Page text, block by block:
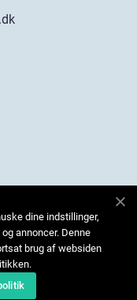
dine indstillinger,
annoncer. Denne
brug af websiden